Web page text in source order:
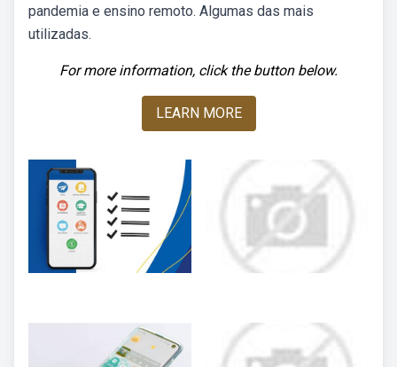
pandemia e ensino remoto. Algumas das mais
utilizadas.
For more information, click the button below.
LEARN MORE